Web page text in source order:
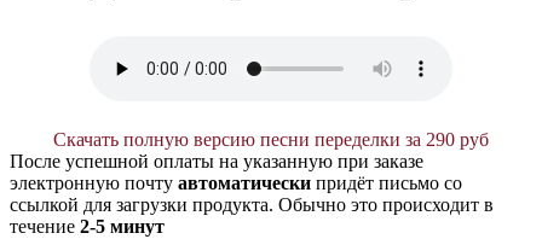
Скачать полную версию песни переделки за 290 руб
После успешной оплаты на указанную при заказе
электронную почту автоматически придёт письмо со
ссылкой для загрузки продукта. Обычно это происходит в
течение 2-5 минут